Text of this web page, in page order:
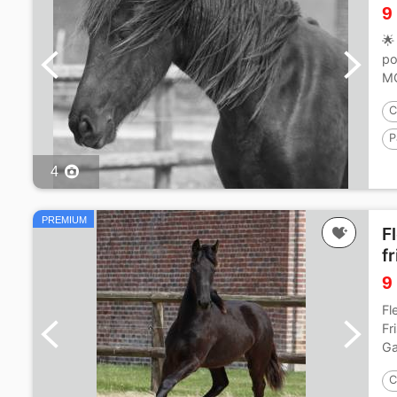
4
9
PREMIUM
9